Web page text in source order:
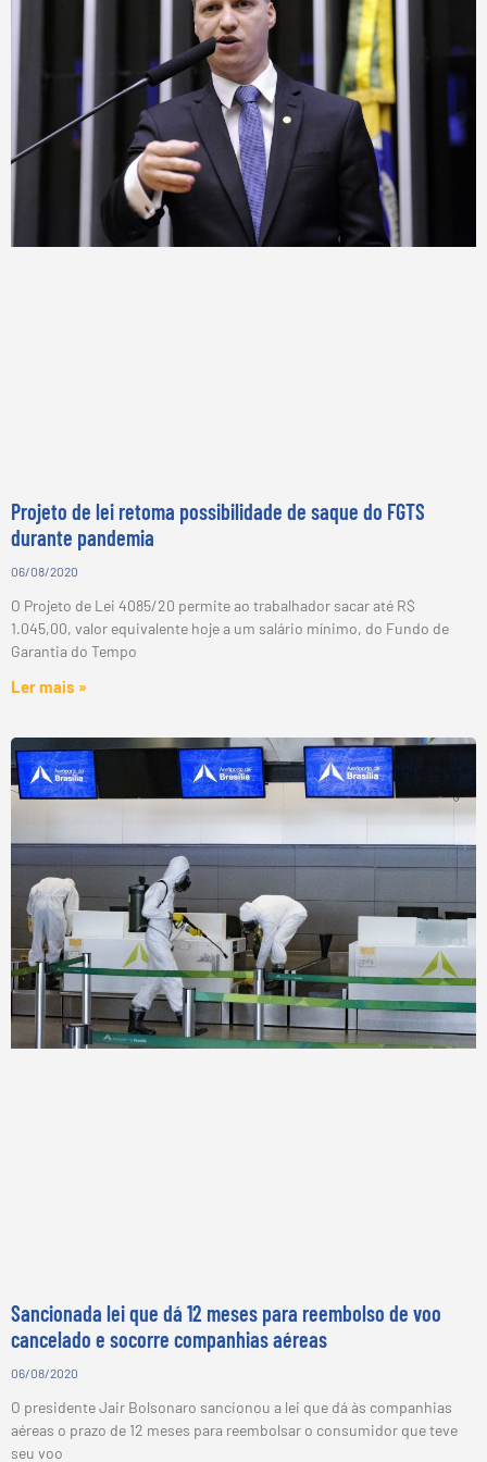
Projeto de lei retoma possibilidade de saque do FGTS
durante pandemia
06/08/2020
O Projeto de Lei 4085/20 permite ao trabalhador sacar até R$
1.045,00, valor equivalente hoje a um salário mínimo, do Fundo de
Garantia do Tempo
Ler mais »
Sancionada lei que dá 12 meses para reembolso de voo
cancelado e socorre companhias aéreas
06/08/2020
O presidente Jair Bolsonaro sancionou a lei que dá às companhias
aéreas o prazo de 12 meses para reembolsar o consumidor que teve
seu voo